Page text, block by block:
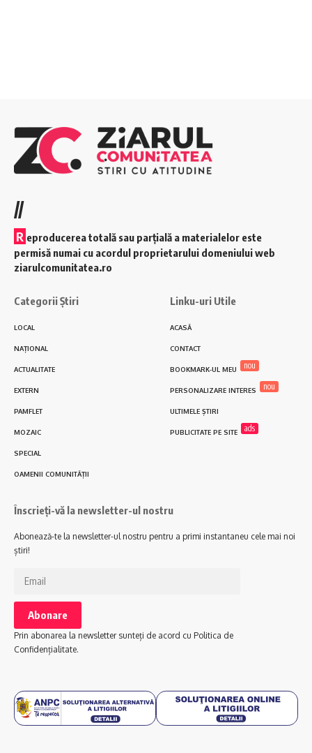
//
R eproducerea totală sau parțială a materialelor este
permisă numai cu acordul proprietarului domeniului web
ziarulcomunitatea.ro
Categorii Știri
LOCAL
NAȚIONAL
ACTUALITATE
EXTERN
PAMFLET
MOZAIC
SPECIAL
OAMENII COMUNITĂȚII
Linku-uri Utile
ACASĂ
CONTACT
BOOKMARK-UL MEU nou
PERSONALIZARE INTERES nou
ULTIMELE ȘTIRI
PUBLICITATE PE SITE ads
Înscrieți-vă la newsletter-ul nostru
Abonează-te la newsletter-ul nostru pentru a primi instantaneu cele mai noi
știri!
Prin abonarea la newsletter sunteți de acord cu Politica de
Confidențialitate.